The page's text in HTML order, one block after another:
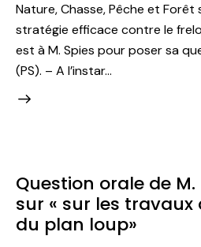
Nature, Chasse, Pêche et Forêt
stratégie efficace contre le
est à M. Spies pour poser sa
(PS). – A l’instar…
Question orale de M.
sur « sur les travaux
du plan loup»